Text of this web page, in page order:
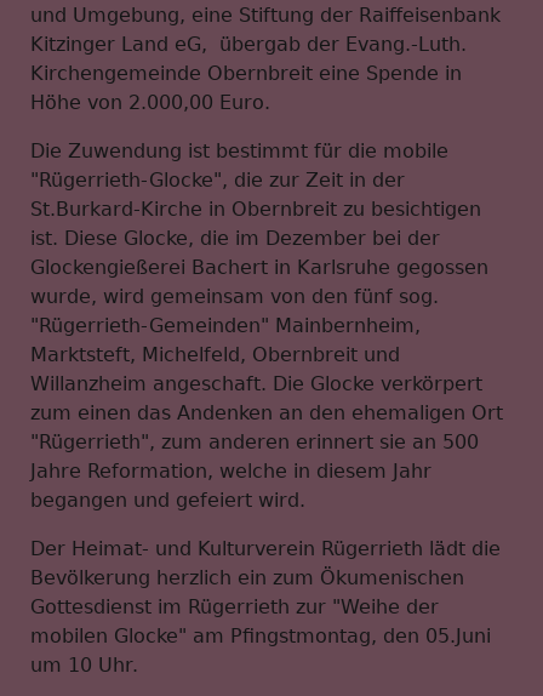
und Umgebung, eine Stiftung der Raiffeisenbank
Kitzinger Land eG, übergab der Evang.-Luth.
Kirchengemeinde Obernbreit eine Spende in
Höhe von 2.000,00 Euro.
Die Zuwendung ist bestimmt für die mobile
"Rügerrieth-Glocke", die zur Zeit in der
St.Burkard-Kirche in Obernbreit zu besichtigen
ist. Diese Glocke, die im Dezember bei der
Glockengießerei Bachert in Karlsruhe gegossen
wurde, wird gemeinsam von den fünf sog.
"Rügerrieth-Gemeinden" Mainbernheim,
Marktsteft, Michelfeld, Obernbreit und
Willanzheim angeschaft. Die Glocke verkörpert
zum einen das Andenken an den ehemaligen Ort
"Rügerrieth", zum anderen erinnert sie an 500
Jahre Reformation, welche in diesem Jahr
begangen und gefeiert wird.
Der Heimat- und Kulturverein Rügerrieth lädt die
Bevölkerung herzlich ein zum Ökumenischen
Gottesdienst im Rügerrieth zur "Weihe der
mobilen Glocke" am Pfingstmontag, den 05.Juni
um 10 Uhr.